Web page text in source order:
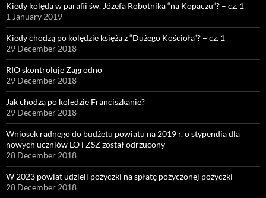
Kiedy kolęda w parafii św. Józefa Robotnika “na Kopaczu”? – cz. 1
1 January 2019
Kiedy chodzą po kolędzie księża z “Dużego Kościoła”? – cz. 1
29 December 2018
RIO skontroluje Zagrodno
29 December 2018
Jak chodzą po kolędzie Franciszkanie?
29 December 2018
Wniosek radnego do budżetu powiatu na 2019 r. o stypendia dla
nowych uczniów LO i ZSZ został odrzucony
28 December 2018
W 2023 powiat udzieli pożyczki na spłatę pożyczonej pożyczki
28 December 2018